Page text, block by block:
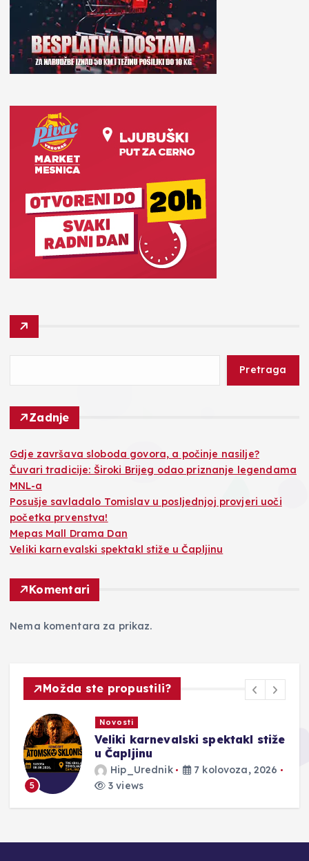
Pretraga
Zadnje
Gdje završava sloboda govora, a počinje nasilje?
Čuvari tradicije: Široki Brijeg odao priznanje legendama
MNL-a
Posušje savladalo Tomislav u posljednjoj provjeri uoči
početka prvenstva!
Mepas Mall Drama Dan
Veliki karnevalski spektakl stiže u Čapljinu
Komentari
Nema komentara za prikaz.
Možda ste propustili?
5
Novosti
Veliki karnevalski spektakl stiže
u Čapljinu
Hip_Urednik
7 kolovoza, 2026
3 views